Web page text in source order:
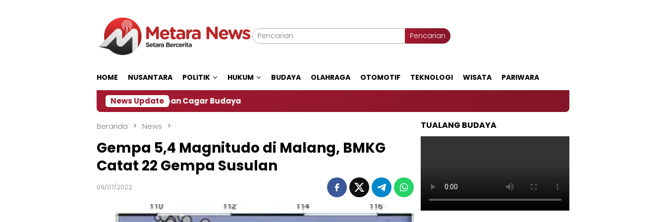
Pencarian
HOME NUSANTARA POLITIK HUKUM BUDAYA OLAHRAGA OTOMOTIF TEKNOLOGI WISATA PARIWARA
News Update
Lemahnya Pengawasan Cagar Budaya
Beranda News
Gempa 5,4 Magnitudo di Malang, BMKG
Catat 22 Gempa Susulan
09/07/2022
TUALANG BUDAYA